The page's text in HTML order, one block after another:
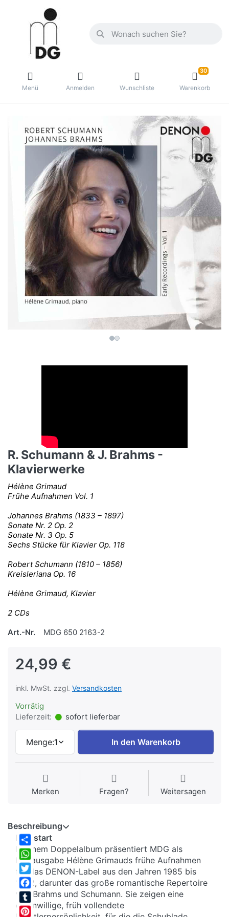
Menü Anmelden Wunschliste
30
Warenkorb
R. Schumann & J. Brahms -
Klavierwerke
Hélène Grimaud
Frühe Aufnahmen Vol. 1
Johannes Brahms (1833 – 1897)
Sonate Nr. 2 Op. 2
Sonate Nr. 3 Op. 5
Sechs Stücke für Klavier Op. 118
Robert Schumann (1810 – 1856)
Kreisleriana Op. 16
Hélène Grimaud, Klavier
2 CDs
Art.-Nr.
MDG 650 2163-2
24,99 €
inkl. MwSt. zzgl. Versandkosten
Vorrätig
Lieferzeit:
sofort lieferbar
Menge:1 In den Warenkorb
Merken Fragen? Weitersagen
Share
WhatsApp
Twitter
Facebook
Tumblr
Beschreibung
Frühstart
In einem Doppelalbum präsentiert MDG als
Neuausgabe Hélène Grimauds frühe Aufnahmen
für das DENON-Label aus den Jahren 1985 bis
1992, darunter das große romantische Repertoire
von Brahms und Schumann. Sie zeigen eine
eigenwillige, früh vollendete